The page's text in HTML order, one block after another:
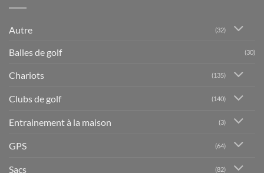
Autre (32)
Balles de golf (30)
Chariots (135)
Clubs de golf (140)
Entrainement à la maison (3)
GPS (64)
Sacs (82)